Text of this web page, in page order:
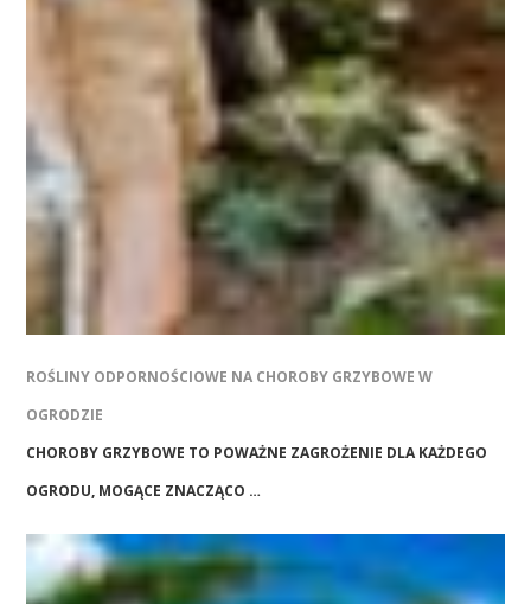
ROŚLINY ODPORNOŚCIOWE NA CHOROBY GRZYBOWE W
OGRODZIE
CHOROBY GRZYBOWE TO POWAŻNE ZAGROŻENIE DLA KAŻDEGO
OGRODU, MOGĄCE ZNACZĄCO …